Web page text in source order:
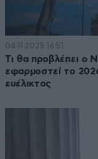
04·11·2025 16:51
Τι θα προβλέπει ο
εφαρμοστεί το
ευέλικτος